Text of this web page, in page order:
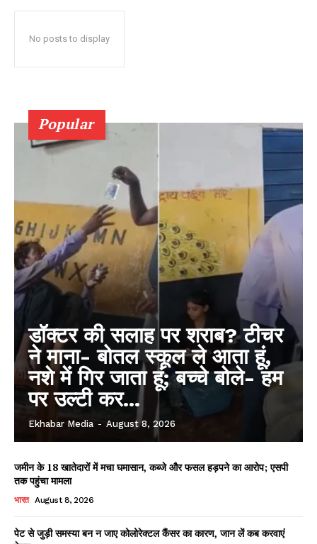
No posts to display
Popular
डॉक्टर की सलाह पर शराब? टीचर
ने माना- बोतल स्कूल ले आता हूं,
नशे में गिर जाता हूं; बच्चे बोले- हम
पर उल्टी कर...
Ekhabar Media - August 8, 2026
जमीन के 18 खातेदारों में मचा घमासान, कब्जे और फसल हड़पने का आरोप; एसपी
तक पहुंचा मामला
भारत August 8, 2026
पेट से जुड़ी समस्या बन न जाए कोलोरेक्टल कैंसर का कारण, जान लें कब करवाएं